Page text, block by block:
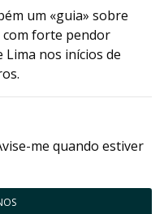
um «guia» sobre
com forte pendor
Lima nos inícios de
me quando estiver